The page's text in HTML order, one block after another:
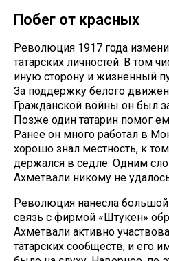
Побег от красных
Революция 1917 года
татарских личностей. В том
иную сторону и жизненный
За поддержку белого
Гражданской войны он был
Позже один татарин помог
Ранее он много работал в
хорошо знал местность, к
держался в седле. Одним
Ахметвали никому не
Революция нанесла
связь с фирмой «Штукен»
Ахметвали активно
татарских сообществ, и его